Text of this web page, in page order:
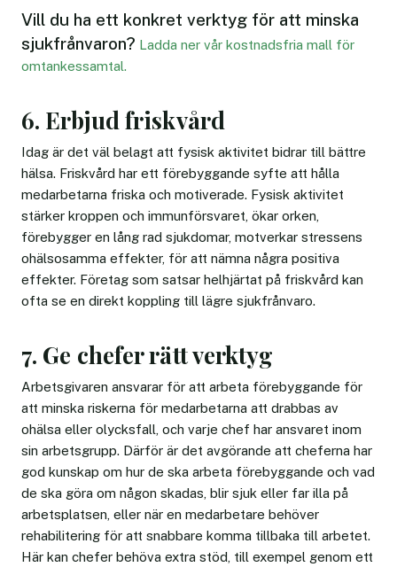
Vill du ha ett konkret verktyg för att minska
sjukfrånvaron? Ladda ner vår kostnadsfria mall för
omtankessamtal.
6. Erbjud friskvård
Idag är det väl belagt att fysisk aktivitet bidrar till bättre
hälsa. Friskvård har ett förebyggande syfte att hålla
medarbetarna friska och motiverade. Fysisk aktivitet
stärker kroppen och immunförsvaret, ökar orken,
förebygger en lång rad sjukdomar, motverkar stressens
ohälsosamma effekter, för att nämna några positiva
effekter. Företag som satsar helhjärtat på friskvård kan
ofta se en direkt koppling till lägre sjukfrånvaro.
7. Ge chefer rätt verktyg
Arbetsgivaren ansvarar för att arbeta förebyggande för
att minska riskerna för medarbetarna att drabbas av
ohälsa eller olycksfall, och varje chef har ansvaret inom
sin arbetsgrupp. Därför är det avgörande att cheferna har
god kunskap om hur de ska arbeta förebyggande och vad
de ska göra om någon skadas, blir sjuk eller far illa på
arbetsplatsen, eller när en medarbetare behöver
rehabilitering för att snabbare komma tillbaka till arbetet.
Här kan chefer behöva extra stöd, till exempel genom ett